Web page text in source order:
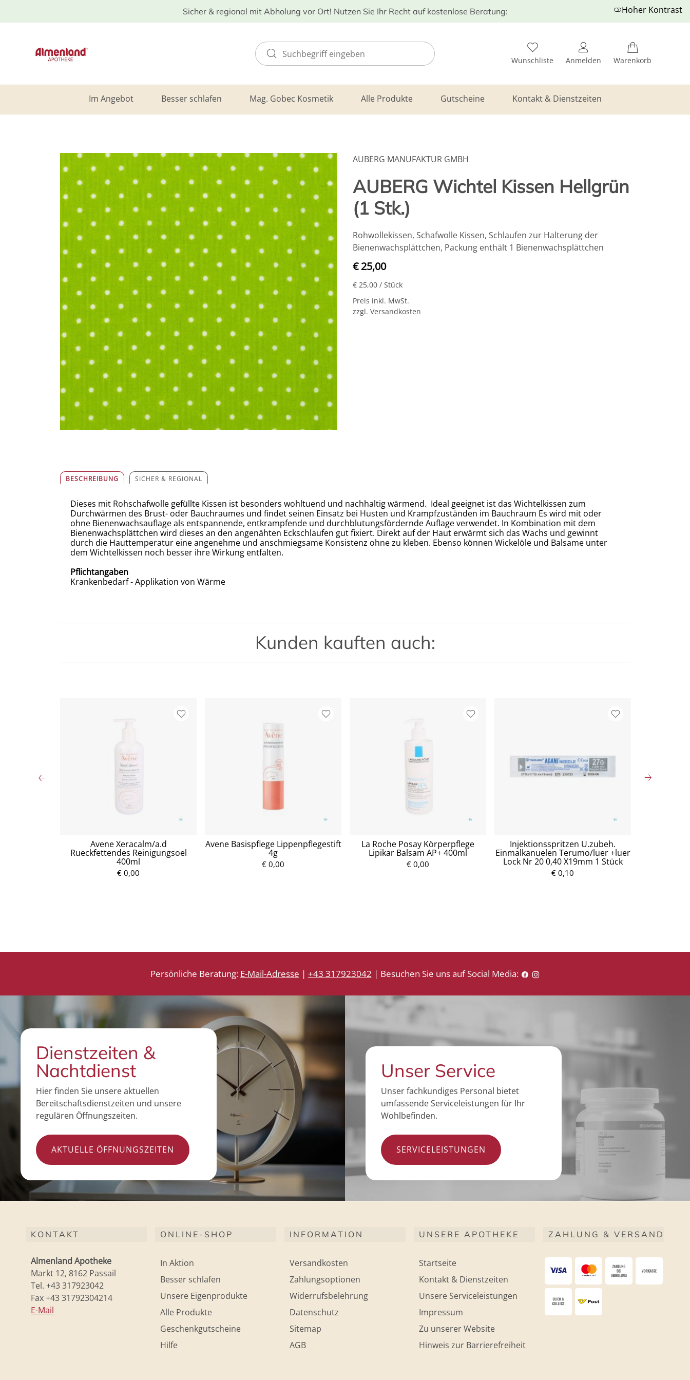
Sicher & regional mit Abholung vor Ort! Nutzen Sie Ihr Recht auf kostenlose Beratung: Hoher Kontrast
Wunschliste Anmelden Warenkorb
Im Angebot Besser schlafen Mag. Gobec Kosmetik Alle Produkte Gutscheine Kontakt & Dienstzeiten
AUBERG MANUFAKTUR GMBH
AUBERG Wichtel Kissen Hellgrün
(1 Stk.)
Rohwollekissen, Schafwolle Kissen, Schlaufen zur Halterung der
Bienenwachsplättchen, Packung enthält 1 Bienenwachsplättchen
€ 25,00
€ 25,00 / Stück
Preis inkl. MwSt.
zzgl. Versandkosten
BESCHREIBUNG SICHER & REGIONAL
Dieses mit Rohschafwolle gefüllte Kissen ist besonders wohltuend und nachhaltig wärmend. Ideal geeignet ist das Wichtelkissen zum
Durchwärmen des Brust- oder Bauchraumes und findet seinen Einsatz bei Husten und Krampfzuständen im Bauchraum Es wird mit oder
ohne Bienenwachsauflage als entspannende, entkrampfende und durchblutungsfördernde Auflage verwendet. In Kombination mit dem
Bienenwachsplättchen wird dieses an den angenähten Eckschlaufen gut fixiert. Direkt auf der Haut erwärmt sich das Wachs und gewinnt
durch die Hauttemperatur eine angenehme und anschmiegsame Konsistenz ohne zu kleben. Ebenso können Wickelöle und Balsame unter
dem Wichtelkissen noch besser ihre Wirkung entfalten.
Pflichtangaben
Krankenbedarf - Applikation von Wärme
Kunden kauften auch:
Avene Xeracalm/a.d
Rueckfettendes Reinigungsoel
400ml
€ 0,00
Avene Basispflege Lippenpflegestift
4g
€ 0,00
La Roche Posay Körperpflege
Lipikar Balsam AP+ 400ml
€ 0,00
Injektionsspritzen U.zubeh.
Einmalkanuelen Terumo/luer +luer
Lock Nr 20 0,40 X19mm 1 Stück
€ 0,10
P
r
P
P
P
Persönliche Beratung: E-Mail-Adresse | +43 317923042 | Besuchen Sie uns auf Social Media:
Dienstzeiten &
Nachtdienst
Hier finden Sie unsere aktuellen
Bereitschaftsdienstzeiten und unsere
regulären Öffnungszeiten.
AKTUELLE ÖFFNUNGSZEITEN
Unser Service
Unser fachkundiges Personal bietet
umfassende Serviceleistungen für Ihr
Wohlbefinden.
SERVICELEISTUNGEN
KONTAKT
Almenland Apotheke
Markt 12, 8162 Passail
Tel. +43 317923042
Fax +43 31792304214
E-Mail
ONLINE-SHOP
In Aktion
Besser schlafen
Unsere Eigenprodukte
Alle Produkte
Geschenkgutscheine
Hilfe
INFORMATION
Versandkosten
Zahlungsoptionen
Widerrufsbelehrung
Datenschutz
Sitemap
AGB
UNSERE APOTHEKE
Startseite
Kontakt & Dienstzeiten
Unsere Serviceleistungen
Impressum
Zu unserer Website
Hinweis zur Barrierefreiheit
ZAHLUNG & VERSAND